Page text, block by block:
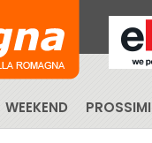
WEEKEND PROSSIMI